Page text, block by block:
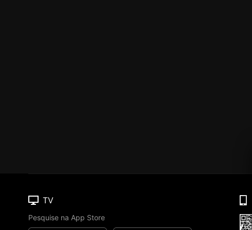
TV
Pesquise na App Store